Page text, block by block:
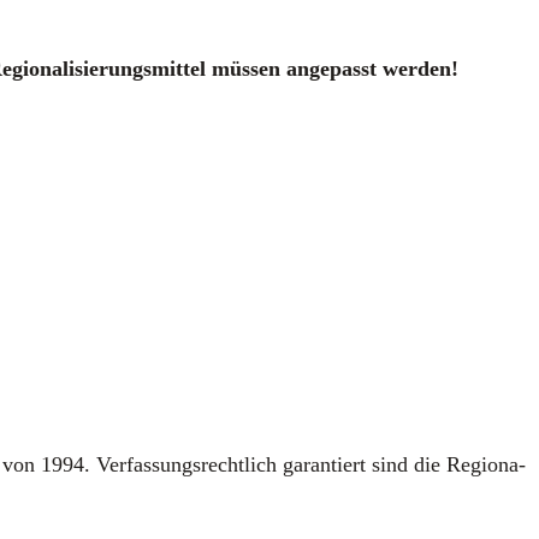
müs­sen ange­passt wer­den!
1994. Ver­fas­sungs­recht­lich garan­tiert sind die Regio­na­